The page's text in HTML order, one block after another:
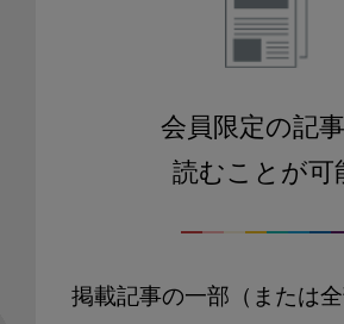
会員限定の記
読むことが可
掲載記事の一部（または